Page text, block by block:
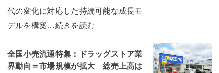
代の変化に対応した持続可能な成長モ
デルを構築…続きを読む
全国小売流通特集：ドラッグストア業
界動向＝市場規模が拡大 総売上高は